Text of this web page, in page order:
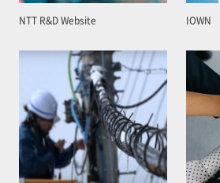
NTT R&D Website IOWN